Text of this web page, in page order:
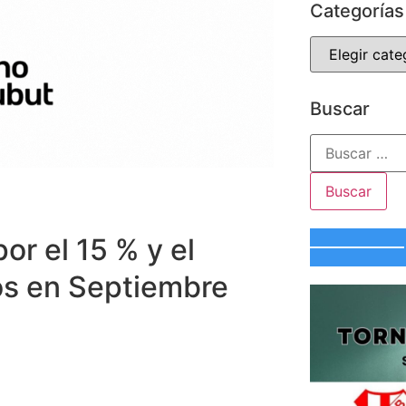
el 15 % y el
en Septiembre
Categorías
Buscar